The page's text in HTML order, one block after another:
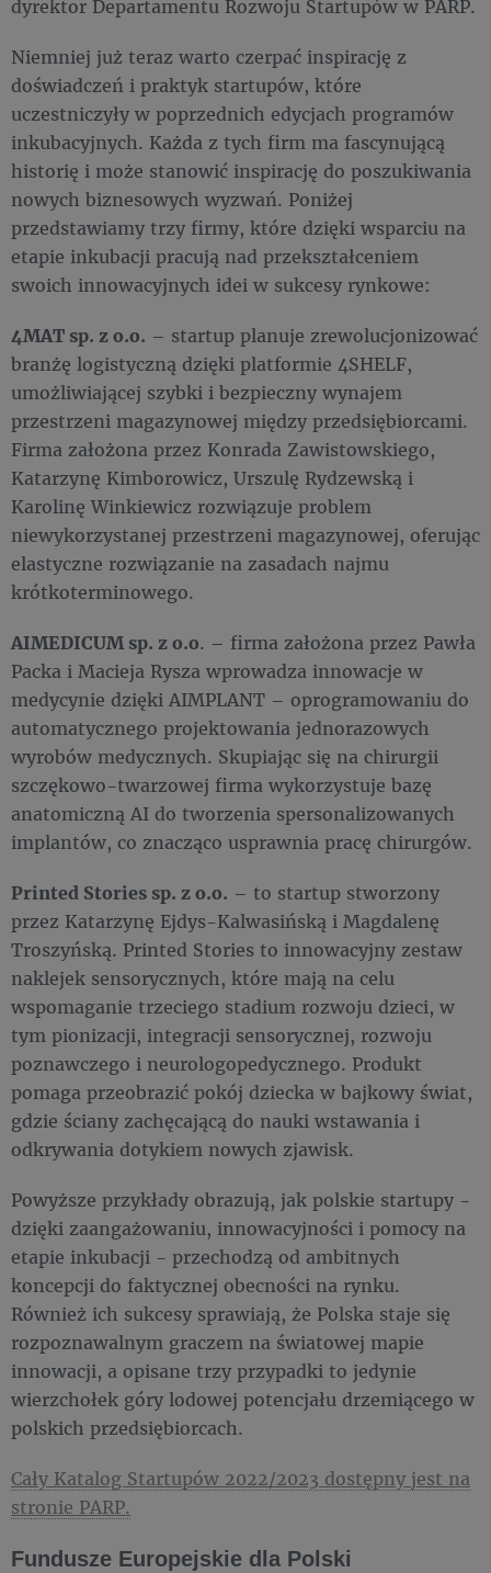
dyrektor Departamentu Rozwoju Startupów w PARP.
Niemniej już teraz warto czerpać inspirację z
doświadczeń i praktyk startupów, które
uczestniczyły w poprzednich edycjach programów
inkubacyjnych. Każda z tych firm ma fascynującą
historię i może stanowić inspirację do poszukiwania
nowych biznesowych wyzwań. Poniżej
przedstawiamy trzy firmy, które dzięki wsparciu na
etapie inkubacji pracują nad przekształceniem
swoich innowacyjnych idei w sukcesy rynkowe:
4MAT sp. z o.o. – startup planuje zrewolucjonizować
branżę logistyczną dzięki platformie 4SHELF,
umożliwiającej szybki i bezpieczny wynajem
przestrzeni magazynowej między przedsiębiorcami.
Firma założona przez Konrada Zawistowskiego,
Katarzynę Kimborowicz, Urszulę Rydzewską i
Karolinę Winkiewicz rozwiązuje problem
niewykorzystanej przestrzeni magazynowej, oferując
elastyczne rozwiązanie na zasadach najmu
krótkoterminowego.
AIMEDICUM sp. z o.o. – firma założona przez Pawła
Packa i Macieja Rysza wprowadza innowacje w
medycynie dzięki AIMPLANT – oprogramowaniu do
automatycznego projektowania jednorazowych
wyrobów medycznych. Skupiając się na chirurgii
szczękowo-twarzowej firma wykorzystuje bazę
anatomiczną AI do tworzenia spersonalizowanych
implantów, co znacząco usprawnia pracę chirurgów.
Printed Stories sp. z o.o. – to startup stworzony
przez Katarzynę Ejdys-Kalwasińską i Magdalenę
Troszyńską. Printed Stories to innowacyjny zestaw
naklejek sensorycznych, które mają na celu
wspomaganie trzeciego stadium rozwoju dzieci, w
tym pionizacji, integracji sensorycznej, rozwoju
poznawczego i neurologopedycznego. Produkt
pomaga przeobrazić pokój dziecka w bajkowy świat,
gdzie ściany zachęcającą do nauki wstawania i
odkrywania dotykiem nowych zjawisk.
Powyższe przykłady obrazują, jak polskie startupy -
dzięki zaangażowaniu, innowacyjności i pomocy na
etapie inkubacji - przechodzą od ambitnych
koncepcji do faktycznej obecności na rynku.
Również ich sukcesy sprawiają, że Polska staje się
rozpoznawalnym graczem na światowej mapie
innowacji, a opisane trzy przypadki to jedynie
wierzchołek góry lodowej potencjału drzemiącego w
polskich przedsiębiorcach.
Cały Katalog Startupów 2022/2023 dostępny jest na
stronie PARP.
Fundusze Europejskie dla Polski